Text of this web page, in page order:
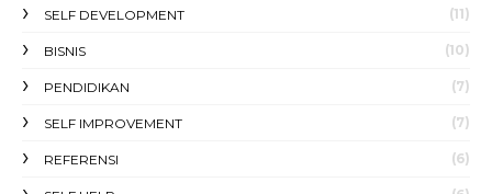
SELF DEVELOPMENT (11)
BISNIS (10)
PENDIDIKAN (7)
SELF IMPROVEMENT (7)
REFERENSI (6)